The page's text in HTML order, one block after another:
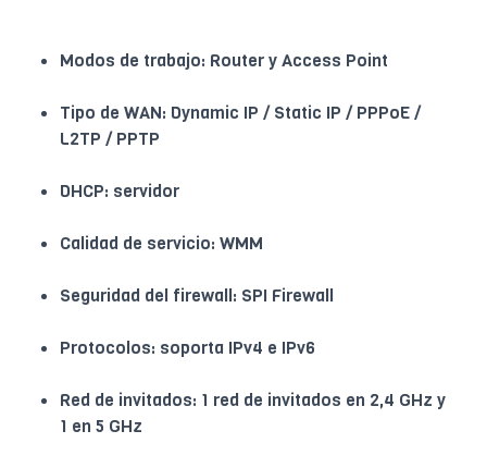
Modos de trabajo: Router y Access Point
Tipo de WAN: Dynamic IP / Static IP / PPPoE /
L2TP / PPTP
DHCP: servidor
Calidad de servicio: WMM
Seguridad del firewall: SPI Firewall
Protocolos: soporta IPv4 e IPv6
Red de invitados: 1 red de invitados en 2,4 GHz y
1 en 5 GHz